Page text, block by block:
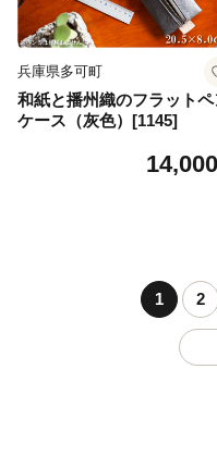
兵庫県多可町
和紙と播州織のフラットペ
ケース（灰色）[1145]
14,000
1 2